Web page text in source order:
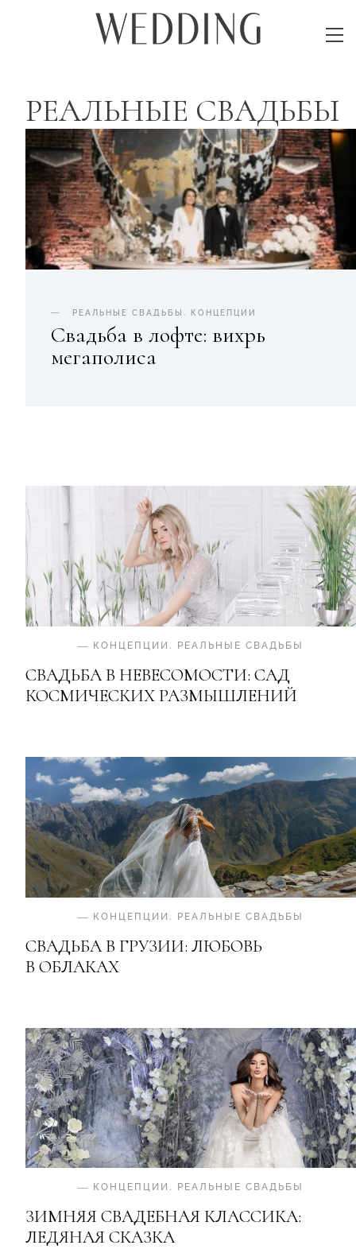
РЕАЛЬНЫЕ СВАДЬБЫ
РЕАЛЬНЫЕ СВАДЬБЫ . КОНЦЕПЦИИ
Свадьба в лофте: вихрь
мегаполиса
— КОНЦЕПЦИИ . РЕАЛЬНЫЕ СВАДЬБЫ
СВАДЬБА В НЕВЕСОМОСТИ: САД
КОСМИЧЕСКИХ РАЗМЫШЛЕНИЙ
— КОНЦЕПЦИИ . РЕАЛЬНЫЕ СВАДЬБЫ
СВАДЬБА В ГРУЗИИ: ЛЮБОВЬ
В ОБЛАКАХ
— КОНЦЕПЦИИ . РЕАЛЬНЫЕ СВАДЬБЫ
ЗИМНЯЯ СВАДЕБНАЯ КЛАССИКА:
ЛЕДЯНАЯ СКАЗКА